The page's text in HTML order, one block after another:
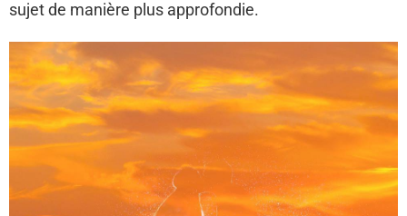
sujet de manière plus approfondie.